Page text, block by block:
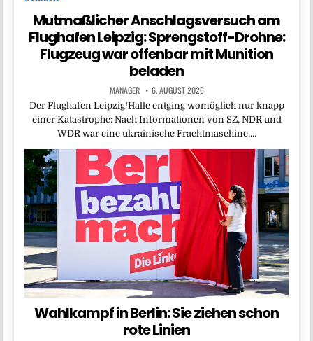
Mutmaßlicher Anschlagsversuch am
Flughafen Leipzig: Sprengstoff-Drohne:
Flugzeug war offenbar mit Munition
beladen
MANAGER 6. AUGUST 2026
Der Flughafen Leipzig/Halle entging womöglich nur knapp
einer Katastrophe: Nach Informationen von SZ, NDR und
WDR war eine ukrainische Frachtmaschine,…
Wahlkampf in Berlin: Sie ziehen schon
rote Linien